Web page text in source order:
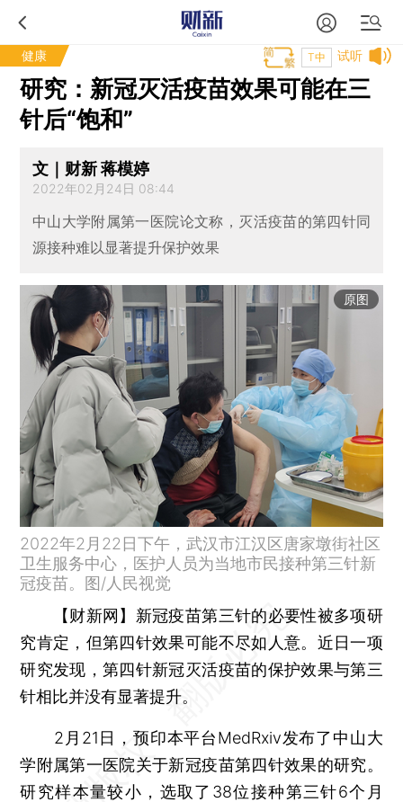
健康 试听
T中
研究：新冠灭活疫苗效果可能在三
针后“饱和”
文｜财新 蒋模婷
2022年02月24日 08:44
中山大学附属第一医院论文称，灭活疫苗的第四针同
源接种难以显著提升保护效果
原图
2022年2月22日下午，武汉市江汉区唐家墩街社区
卫生服务中心，医护人员为当地市民接种第三针新
冠疫苗。图/人民视觉
【财新网】 新冠疫苗第三针的必要性被多项研
究肯定，但第四针效果可能不尽如人意。近日一项
研究发现，第四针新冠灭活疫苗的保护效果与第三
针相比并没有显著提升。
2月21日，预印本平台MedRxiv发布了中山大
学附属第一医院关于新冠疫苗第四针效果的研究。
研究样本量较小，选取了38位接种第三针6个月